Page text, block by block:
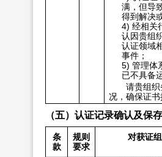
满，但导
得到解决
4) 经相关
认因贵组
认证领域
事件；
5) 管理体
已不具备
请贵组
况，确保证书
（五）认证记录确认及保
条
款
规则
要求
对获证